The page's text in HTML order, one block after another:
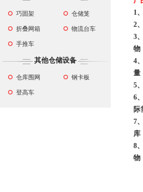
巧固架 仓储笼
折叠网箱 物流台车
手推车
其他仓储设备
仓库围网 钢卡板
登高车
1
2
3
物
4
量
5
6
际
7
库
8
物